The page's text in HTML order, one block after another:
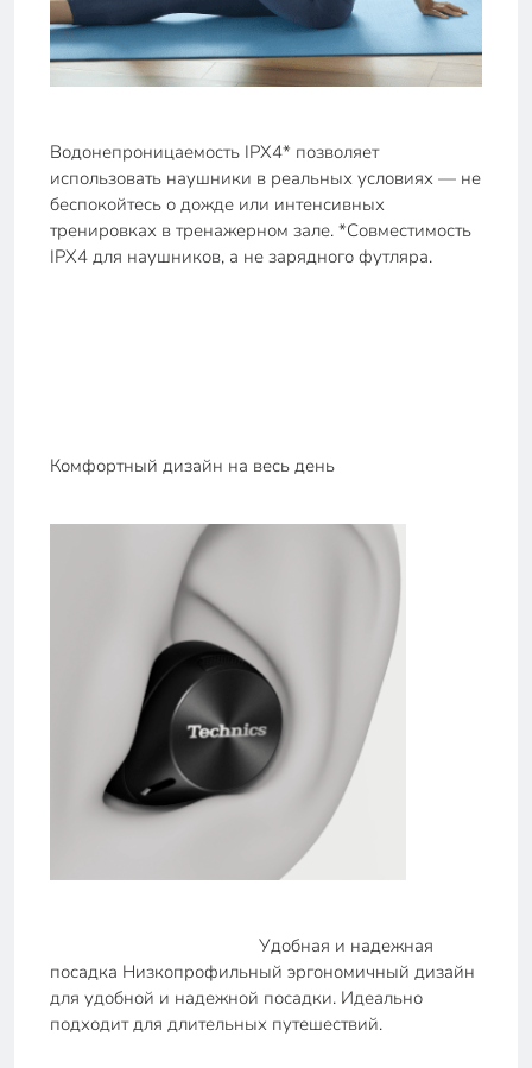
Водонепроницаемость IPX4* позволяет
использовать наушники в реальных условиях — не
беспокойтесь о дожде или интенсивных
тренировках в тренажерном зале. *Совместимость
IPX4 для наушников, а не зарядного футляра.
Комфортный дизайн на весь день
Удобная и надежная
посадка Низкопрофильный эргономичный дизайн
для удобной и надежной посадки. Идеально
подходит для длительных путешествий.